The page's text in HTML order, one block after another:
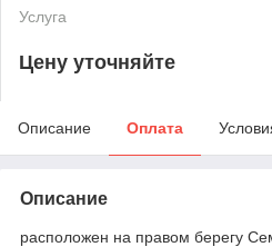
Услуга
Цену уточняйте
Описание Оплата
Описание
расположен на правом берегу